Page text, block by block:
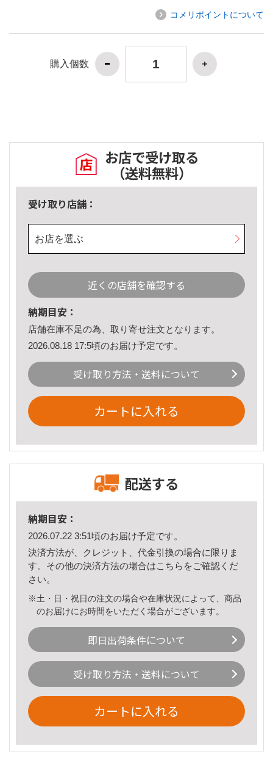
コメリポイントについて
購入個数
お店で受け取る
（送料無料）
受け取り店舗：
お店を選ぶ
近くの店舗を確認する
納期目安：
店舗在庫不足の為、取り寄せ注文となります。
2026.08.18 17:5頃のお届け予定です。
受け取り方法・送料について
カートに入れる
配送する
納期目安：
2026.07.22 3:51頃のお届け予定です。
決済方法が、クレジット、代金引換の場合に限りま
す。その他の決済方法の場合はこちら をご確認くだ
さい。
※土・日・祝日の注文の場合や在庫状況によって、商品
のお届けにお時間をいただく場合がございます。
即日出荷条件について
受け取り方法・送料について
カートに入れる